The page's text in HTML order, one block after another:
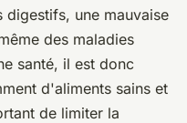
digestifs, une mauvaise
des maladies
santé, il est donc
d'aliments sains et
de limiter la